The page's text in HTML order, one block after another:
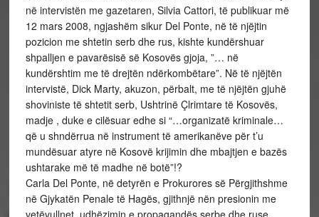
në intervistën me gazetaren, Silvia Cattori, të publikuar më
12 mars 2008, ngjashëm sikur Del Ponte, në të njëjtin
pozicion me shtetin serb dhe rus, kishte kundërshuar
shpalljen e pavarësisë së Kosovës gjoja, ”… në
kundërshtim me të drejtën ndërkombëtare”. Në të njëjtën
intervistë, Dick Marty, akuzon, përbalt, me të njëjtën gjuhë
shoviniste të shtetit serb, Ushtrinë Çlrimtare të Kosovës,
madje , duke e cilësuar edhe si “…organizatë kriminale…
që u shndërrua në instrument të amerikanëve për t’u
mundësuar atyre në Kosovë krijimin dhe mbajtjen e bazës
ushtarake më të madhe në botë”!?
Carla Del Ponte, në detyrën e Prokurores së Përgjithshme
në Gjykatën Penale të Hagës, gjithnjë nën presionin me